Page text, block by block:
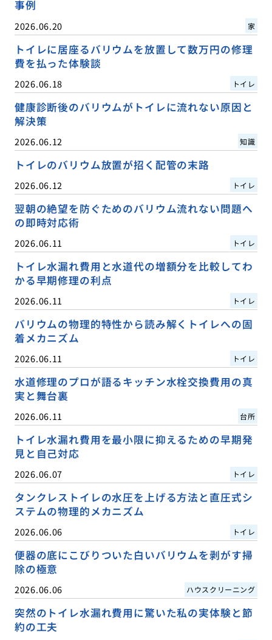
事例
2026.06.20 家
トイレに居座るバリウムを放置して数万円の修理
費を払った体験談
2026.06.18 トイレ
健康診断後のバリウムがトイレに流れない原因と
解決策
2026.06.12 知識
トイレのバリウム放置が招く配管の末路
2026.06.12 トイレ
翌朝の絶望を防ぐためのバリウム流れない問題へ
の即時対応術
2026.06.11 トイレ
トイレ水漏れ費用と水道代の増額分を比較してわ
かる早期修理の利点
2026.06.11 トイレ
バリウムの物理的特性から読み解くトイレへの固
着メカニズム
2026.06.11 トイレ
水道修理のプロが語るキッチン水栓交換費用の真
実と舞台裏
2026.06.11 台所
トイレ水漏れ費用を最小限に抑えるための早期発
見と自己対応
2026.06.07 トイレ
タンクレストイレの水圧を上げる方法と直圧式シ
ステムの物理的メカニズム
2026.06.06 トイレ
便器の底にこびりついた白いバリウムを剥がす掃
除の極意
2026.06.06 ハウスクリーニング
突然のトイレ水漏れ費用に驚いた私の実体験と節
約の工夫